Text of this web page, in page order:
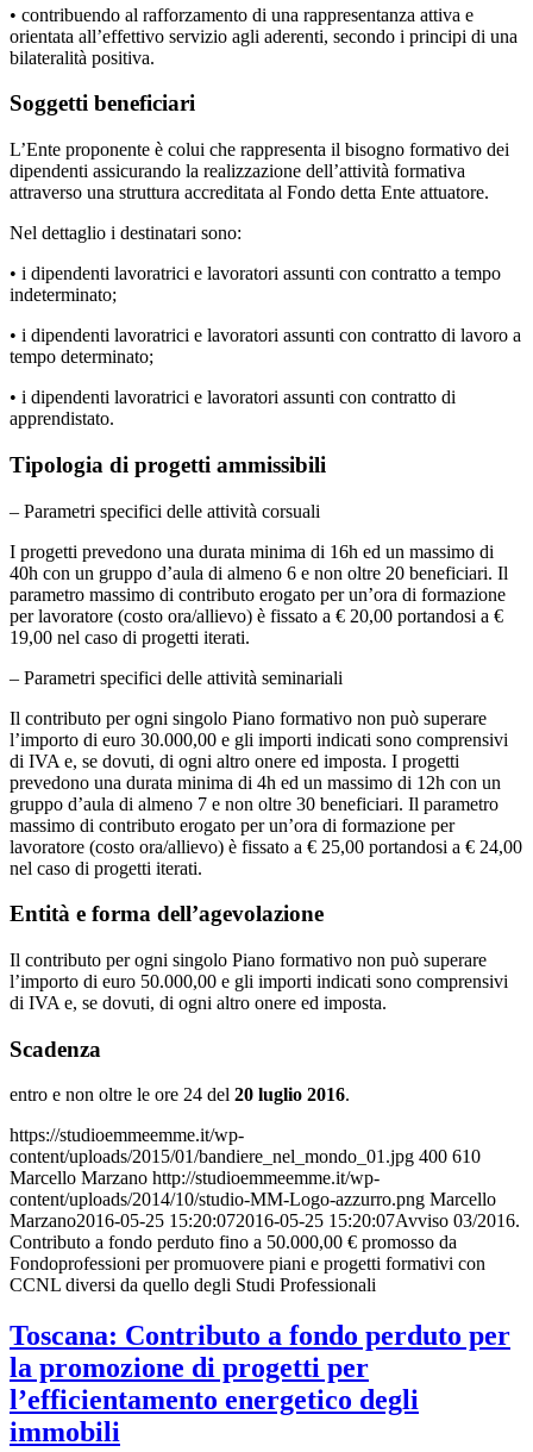
• contribuendo al rafforzamento di una rappresentanza attiva e
orientata all’effettivo servizio agli aderenti, secondo i principi di una
bilateralità positiva.
Soggetti beneficiari
L’Ente proponente è colui che rappresenta il bisogno formativo dei
dipendenti assicurando la realizzazione dell’attività formativa
attraverso una struttura accreditata al Fondo detta Ente attuatore.
Nel dettaglio i destinatari sono:
• i dipendenti lavoratrici e lavoratori assunti con contratto a tempo
indeterminato;
• i dipendenti lavoratrici e lavoratori assunti con contratto di lavoro a
tempo determinato;
• i dipendenti lavoratrici e lavoratori assunti con contratto di
apprendistato.
Tipologia di progetti ammissibili
– Parametri specifici delle attività corsuali
I progetti prevedono una durata minima di 16h ed un massimo di
40h con un gruppo d’aula di almeno 6 e non oltre 20 beneficiari. Il
parametro massimo di contributo erogato per un’ora di formazione
per lavoratore (costo ora/allievo) è fissato a € 20,00 portandosi a €
19,00 nel caso di progetti iterati.
– Parametri specifici delle attività seminariali
Il contributo per ogni singolo Piano formativo non può superare
l’importo di euro 30.000,00 e gli importi indicati sono comprensivi
di IVA e, se dovuti, di ogni altro onere ed imposta. I progetti
prevedono una durata minima di 4h ed un massimo di 12h con un
gruppo d’aula di almeno 7 e non oltre 30 beneficiari. Il parametro
massimo di contributo erogato per un’ora di formazione per
lavoratore (costo ora/allievo) è fissato a € 25,00 portandosi a € 24,00
nel caso di progetti iterati.
Entità e forma dell’agevolazione
Il contributo per ogni singolo Piano formativo non può superare
l’importo di euro 50.000,00 e gli importi indicati sono comprensivi
di IVA e, se dovuti, di ogni altro onere ed imposta.
Scadenza
entro e non oltre le ore 24 del 20 luglio 2016.
https://studioemmeemme.it/wp-
content/uploads/2015/01/bandiere_nel_mondo_01.jpg 400 610
Marcello Marzano http://studioemmeemme.it/wp-
content/uploads/2014/10/studio-MM-Logo-azzurro.png Marcello
Marzano2016-05-25 15:20:072016-05-25 15:20:07Avviso 03/2016.
Contributo a fondo perduto fino a 50.000,00 € promosso da
Fondoprofessioni per promuovere piani e progetti formativi con
CCNL diversi da quello degli Studi Professionali
Toscana: Contributo a fondo perduto per
la promozione di progetti per
l’efficientamento energetico degli
immobili